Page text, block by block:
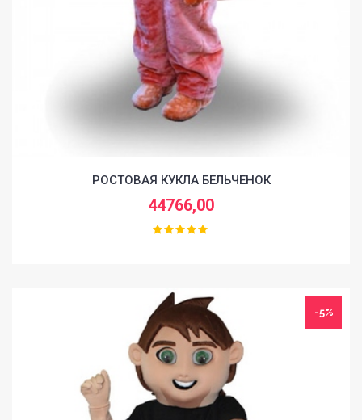
РОСТОВАЯ КУКЛА БЕЛЬЧЕНОК
44766,00
-5%